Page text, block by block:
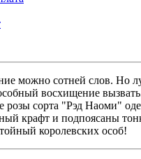
можно сотней слов. Но
восхищение
розы сорта "Рэд Наоми"
крафт и подпоясаны
королевских особ!